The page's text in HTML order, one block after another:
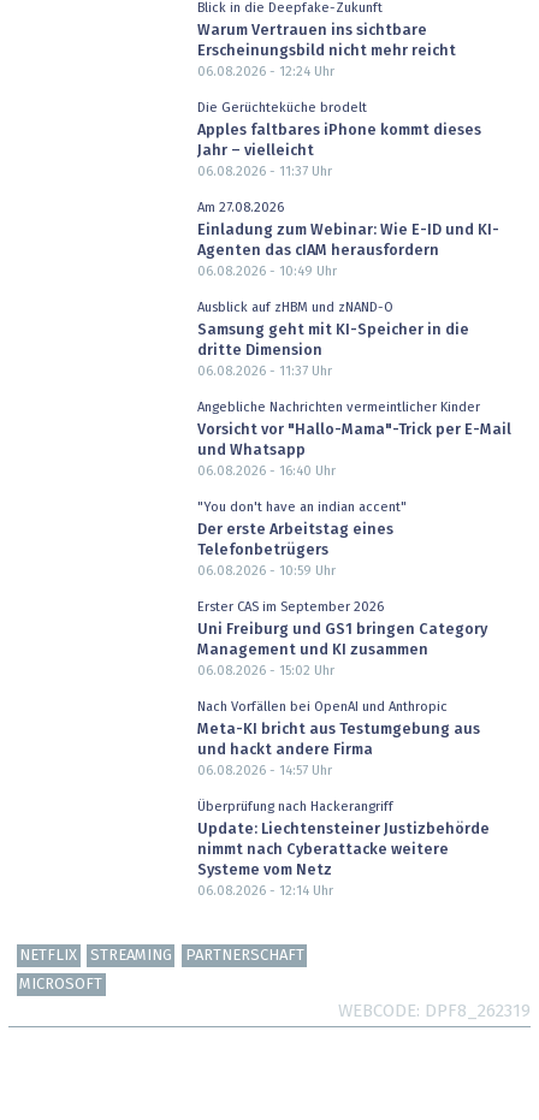
Blick in die Deepfake-Zukunft
Warum Vertrauen ins sichtbare
Erscheinungsbild nicht mehr reicht
06.08.2026 - 12:24Uhr
Die Gerüchteküche brodelt
Apples faltbares iPhone kommt dieses
Jahr – vielleicht
06.08.2026 - 11:37Uhr
Am 27.08.2026
Einladung zum Webinar: Wie E-ID und KI-
Agenten das cIAM herausfordern
06.08.2026 - 10:49 Uhr
Ausblick auf zHBM und zNAND-O
Samsung geht mit KI-Speicher in die
dritte Dimension
06.08.2026 - 11:37Uhr
Angebliche Nachrichten vermeintlicher Kinder
Vorsicht vor "Hallo-Mama"-Trick per E-Mail
und Whatsapp
06.08.2026 - 16:40 Uhr
"You don't have an indian accent"
Der erste Arbeitstag eines
Telefonbetrügers
06.08.2026 - 10:59 Uhr
Erster CAS im September 2026
Uni Freiburg und GS1 bringen Category
Management und KI zusammen
06.08.2026 - 15:02 Uhr
Nach Vorfällen bei OpenAI und Anthropic
Meta-KI bricht aus Testumgebung aus
und hackt andere Firma
06.08.2026 - 14:57Uhr
Überprüfung nach Hackerangriff
Update: Liechtensteiner Justizbehörde
nimmt nach Cyberattacke weitere
Systeme vom Netz
06.08.2026 - 12:14Uhr
NETFLIX STREAMING
PARTNERSCHAFT
MICROSOFT
WEBCODE DPF8_262319